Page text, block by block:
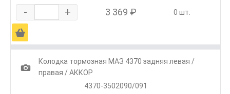
- + 3 369 ₽ 0 шт.
Ä
1
Колодка тормозная МАЗ 4370 задняя левая /
правая / АККОР
4370-3502090/091